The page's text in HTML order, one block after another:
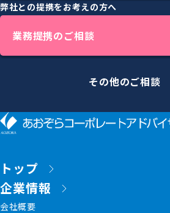
弊社との提携をお考えの方へ
業務提携のご相談
その他のご相談
トップ
企業情報
会社概要